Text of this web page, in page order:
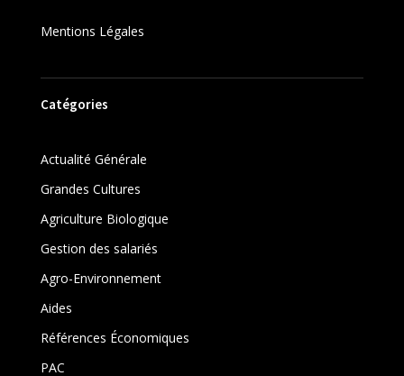
Mentions Légales
Catégories
Actualité Générale
Grandes Cultures
Agriculture Biologique
Gestion des salariés
Agro-Environnement
Aides
Références Économiques
PAC